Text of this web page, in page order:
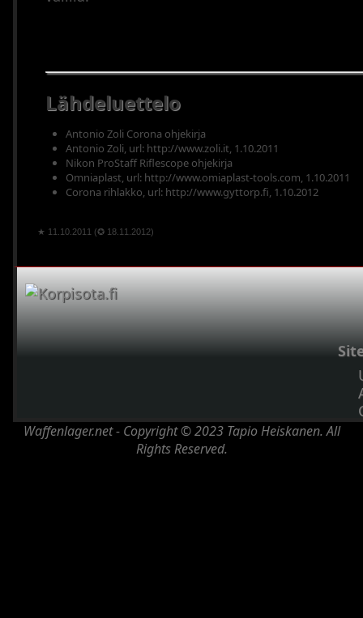
Lähdeluettelo
Antonio Zoli Corona ohjekirja
Antonio Zoli, url: http://www.zoli.it, 1.10.2011
Nikon ProStaff Riflescope ohjekirja
Omniaplast, url: http://www.omiaplast-tools.com, 1.10.2011
Corona rihlakko, url: http://www.gyttorp.fi, 1.10.2012
★ 11.10.2011 (✪ 18.11.2012)
Waffenlager.net - Copyright © 2023 Tapio Heiskanen. All
Rights Reserved.